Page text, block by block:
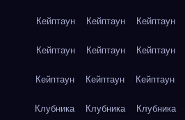
Кейптаун Кейптаун Кейптаун
Кейптаун Кейптаун Кейптаун
Кейптаун Кейптаун Кейптаун
Клубника Клубника Клубника